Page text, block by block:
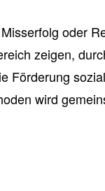
oder
zeigen,
Förderung
wird